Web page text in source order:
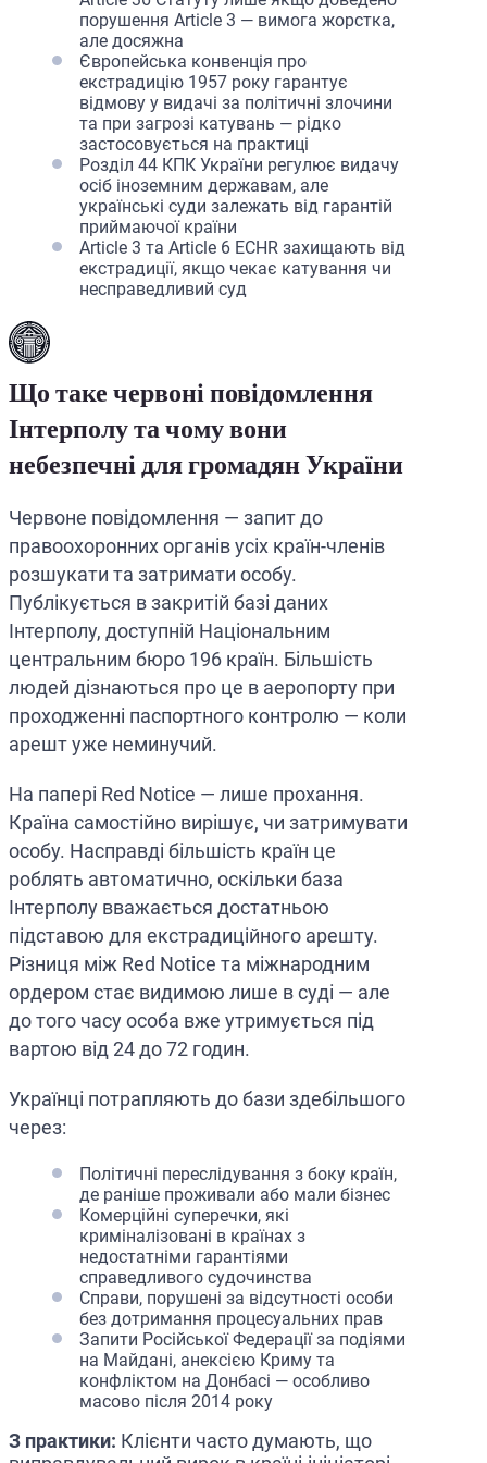
порушення Article 3 — вимога жорстка,
але досяжна
Європейська конвенція про
екстрадицію 1957 року гарантує
відмову у видачі за політичні злочини
та при загрозі катувань — рідко
застосовується на практиці
Розділ 44 КПК України регулює видачу
осіб іноземним державам, але
українські суди залежать від гарантій
приймаючої країни
Article 3 та Article 6 ECHR захищають від
екстрадиції, якщо чекає катування чи
несправедливий суд
Що таке червоні повідомлення
Інтерполу та чому вони
небезпечні для громадян України
Червоне повідомлення — запит до
правоохоронних органів усіх країн-членів
розшукати та затримати особу.
Публікується в закритій базі даних
Інтерполу, доступній Національним
центральним бюро 196 країн. Більшість
людей дізнаються про це в аеропорту при
проходженні паспортного контролю — коли
арешт уже неминучий.
На папері Red Notice — лише прохання.
Країна самостійно вирішує, чи затримувати
особу. Насправді більшість країн це
роблять автоматично, оскільки база
Інтерполу вважається достатньою
підставою для екстрадиційного арешту.
Різниця між Red Notice та міжнародним
ордером стає видимою лише в суді — але
до того часу особа вже утримується під
вартою від 24 до 72 годин.
Українці потрапляють до бази здебільшого
через:
Політичні переслідування з боку країн,
де раніше проживали або мали бізнес
Комерційні суперечки, які
криміналізовані в країнах з
недостатніми гарантіями
справедливого судочинства
Справи, порушені за відсутності особи
без дотримання процесуальних прав
Запити Російської Федерації за подіями
на Майдані, анексією Криму та
конфліктом на Донбасі — особливо
масово після 2014 року
З практики: Клієнти часто думають, що